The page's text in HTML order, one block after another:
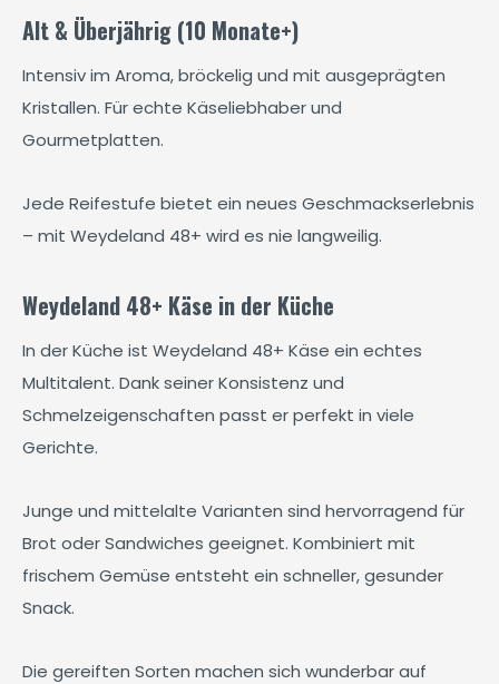
Alt & Überjährig (10 Monate+)
Intensiv im Aroma, bröckelig und mit ausgeprägten
Kristallen. Für echte Käseliebhaber und
Gourmetplatten.
Jede Reifestufe bietet ein neues Geschmackserlebnis
– mit Weydeland 48+ wird es nie langweilig.
Weydeland 48+ Käse in der Küche
In der Küche ist Weydeland 48+ Käse ein echtes
Multitalent. Dank seiner Konsistenz und
Schmelzeigenschaften passt er perfekt in viele
Gerichte.
Junge und mittelalte Varianten sind hervorragend für
Brot oder Sandwiches geeignet. Kombiniert mit
frischem Gemüse entsteht ein schneller, gesunder
Snack.
Die gereiften Sorten machen sich wunderbar auf